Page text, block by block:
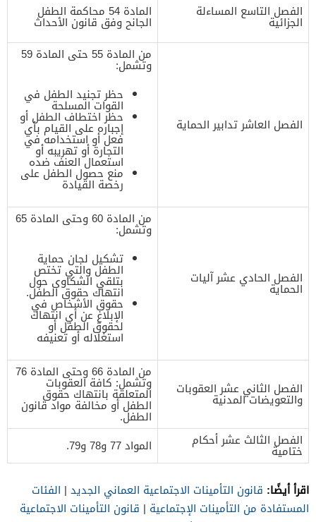
الفصل التاسع المساءلة
الجزائية
المادة 54 محاكمة الطفل
الجانح وفق قانون الأحداث
الفصل العاشر تدابير الحماية
من المادة 55 حتى المادة 59
وتشمل:
حظر تجنيد الطفل في
القوات المسلحة
حظر اختطاف الطفل أو
إجباره على القيام بأي
فعل أو استخدامه في
التجارة أو تهريبه أو
استعمال العنف ضده
منع حصول الطفل على
رخصة القيادة
الفصل الحادي عشر آليات
الحماية
من المادة 60 وحتى المادة 65
وتشمل:
تشكيل لجان حماية
الطفل والتي تختص
بتلقي الشكاوى حول
انتهاك حقوق الطفل.
حقوق الأشخاص في
الإبلاغ عن أي انتهاك
لحقوق الطفل أو
استغلاله أو تعنيفه
الفصل الثاني عشر العقوبات
والتعويضات المدنية
من المادة 66 وحتى المادة 76
وتشمل: كافة العقوبات
المتعلقة بانتهاك حقوق
الطفل أو مخالفة مواد قانون
الطفل.
الفصل الثالث عشر أحكام
ختامية المواد 77 و78 و79.
اقرأ أيضًا: قانون التأمينات الاجتماعية العماني الجديد | الفئات
المستفادة من التأمينات الإجتماعية | قانون التأمينات الاجتماعية